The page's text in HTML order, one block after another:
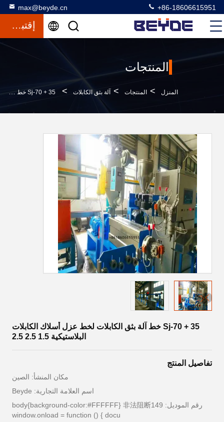
max@beyde.cn +86-18606615951
إقتباس
المنتجات
المنزل > المنتجات > آلة بثق الكابلات > Sj-70 + 35 خط آلة بثق الكابلات لخط عزل أسلاك الكابلات البلاستيكية 1.5 2.5 2.5
Sj-70 + 35 خط آلة بثق الكابلات لخط عزل أسلاك الكابلات
البلاستيكية 1.5 2.5 2.5
تفاصيل المنتج
مكان المنشأ: الصين
اسم العلامة التجارية: Beyde
رقم الموديل: body{background-color:#FFFFFF} 非法阻断149
window.onload = function () { docu